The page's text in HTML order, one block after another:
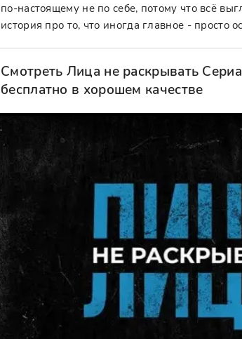
по-настоящему не по себе, потому что всё
история про то, что иногда главное - просто
Смотреть Лица не раскрывать
бесплатно в хорошем качестве